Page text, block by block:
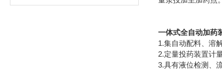
一体式全自动加药
1.集自动配料、溶
2.定量投药装置计
3.具有液位检测、